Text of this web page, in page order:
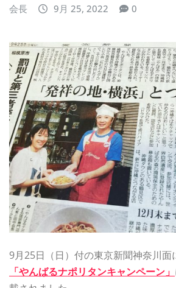
会長 9月 25, 2022 0
9月25日（日）付の東京新聞神奈川面
「やんばるナポリタンキャンペーン」